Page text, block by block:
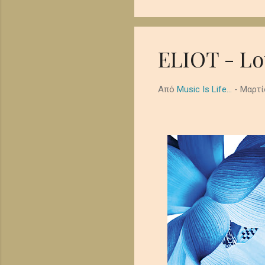
λυκόφωτος. Ο ήχος από τα
ELIOT -
Από Music Is Life... -